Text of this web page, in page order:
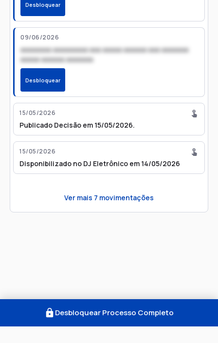
Desbloquear
09/06/2026
xxxxxxxx xxxxxxxxx xxx xxxxx xxxxxx xxx xxxxxxx
xxxxx xxxxxx xxxxxxx
Desbloquear
15/05/2026
Publicado Decisão em 15/05/2026.
15/05/2026
Disponibilizado no DJ Eletrônico em 14/05/2026
Ver mais 7 movimentações
Desbloquear Processo Completo